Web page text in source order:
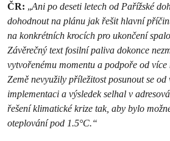
ČR: „Ani po deseti letech od Pařížské
dohodnout na plánu jak řešit hlavní
na konkrétních krocích pro ukončení
Závěrečný text fosilní paliva dokonce
vytvořenému momentu a podpoře od více
Země nevyužily příležitost posunout se
implementaci a výsledek selhal v
řešení klimatické krize tak, aby bylo
oteplování pod 1.5°C.“